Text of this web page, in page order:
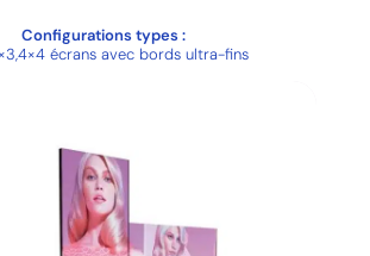
Configurations types :
écrans avec bords ultra-fins